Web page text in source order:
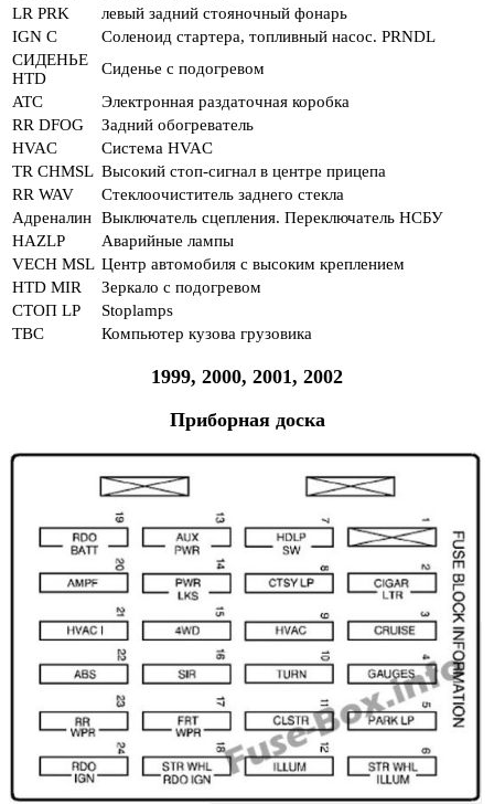
LR PRK
левый задний стояночный фонарь
IGN C
Соленоид стартера, топливный насос. PRNDL
СИДЕНЬЕ
HTD
Сиденье с подогревом
ATC
Электронная раздаточная коробка
RR DFOG
Задний обогреватель
HVAC
Система HVAC
TR CHMSL Высокий стоп-сигнал в центре прицепа
RR WAV
Стеклоочиститель заднего стекла
Адреналин Выключатель сцепления. Переключатель НСБУ
HAZLP
Аварийные лампы
VECH MSL Центр автомобиля с высоким креплением
HTD MIR
Зеркало с подогревом
СТОП LP
Stoplamps
TBC
Компьютер кузова грузовика
1999, 2000, 2001, 2002
Приборная доска